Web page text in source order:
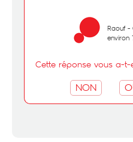
Raouf -
environ
Cette réponse vous a-t-
NON